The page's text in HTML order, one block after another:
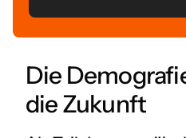
Die
die Zukunft